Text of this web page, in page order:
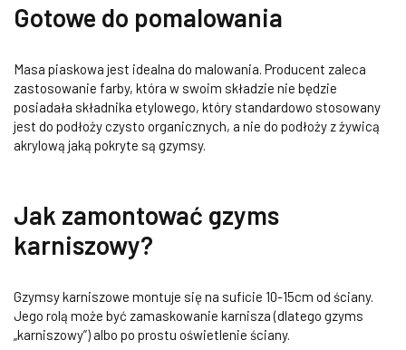
Gotowe do pomalowania
Masa piaskowa jest idealna do malowania. Producent zaleca
zastosowanie farby, która w swoim składzie nie będzie
posiadała składnika etylowego, który standardowo stosowany
jest do podłoży czysto organicznych, a nie do podłoży z żywicą
akrylową jaką pokryte są gzymsy.
Jak zamontować gzyms
karniszowy?
Gzymsy karniszowe montuje się na suficie 10-15cm od ściany.
Jego rolą może być zamaskowanie karnisza (dlatego gzyms
„karniszowy”) albo po prostu oświetlenie ściany.